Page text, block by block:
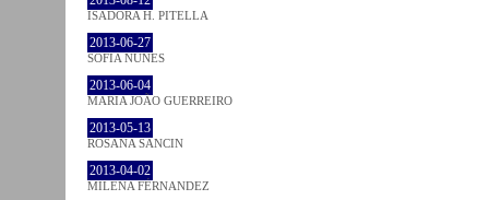
ISADORA H. PITELLA
2013-06-27
SOFIA NUNES
2013-06-04
MARIA JOÃO GUERREIRO
2013-05-13
ROSANA SANCIN
2013-04-02
MILENA FÉRNANDEZ